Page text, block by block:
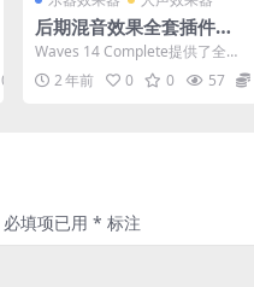
0
后期混音效果全套插件Wa
ves 14 Complete MAC/
PC 完整版
Waves 14 Complete提供了全新
的Mix和Trim旋钮，增强动态控
制...2 年前 0 0 57
必填项已用 * 标注